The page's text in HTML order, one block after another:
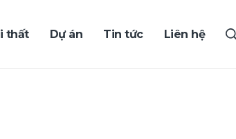
thất Dự án Tin tức Liên hệ